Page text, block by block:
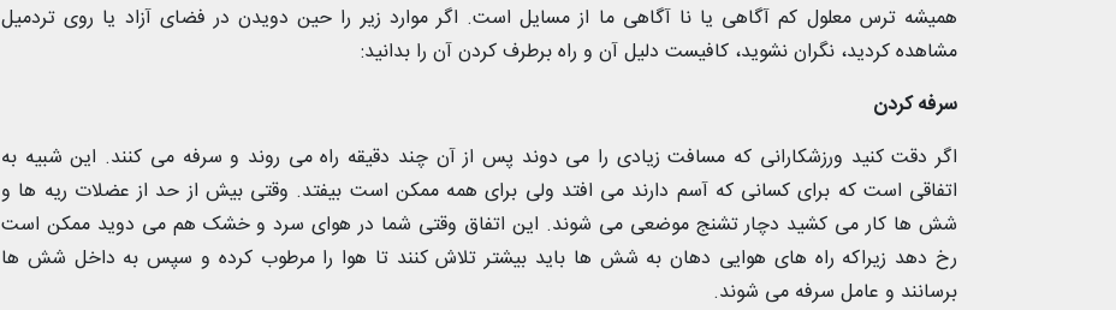
همیشه ترس معلول کم آگاهی یا نا آگاهی ما از مسایل است. اگر موارد زیر را حین دویدن در فضای آزاد یا روی تردمیل
مشاهده کردید، نگران نشوید، کافیست دلیل آن و راه برطرف کردن آن را بدانید:
سرفه کردن
اگر دقت کنید ورزشکارانی که مسافت زیادی را می دوند پس از آن چند دقیقه راه می روند و سرفه می کنند. این شبیه به
اتفاقی است که برای کسانی که آسم دارند می افتد ولی برای همه ممکن است بیفتد. وقتی بیش از حد از عضلات ریه ها و
شش ها کار می کشید دچار تشنج موضعی می شوند. این اتفاق وقتی شما در هوای سرد و خشک هم می دوید ممکن است
رخ دهد زیراکه راه های هوایی دهان به شش ها باید بیشتر تلاش کنند تا هوا را مرطوب کرده و سپس به داخل شش ها
برسانند و عامل سرفه می شوند.